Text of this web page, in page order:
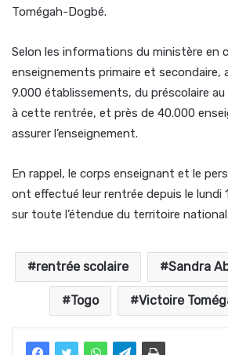
Tomégah-Dogbé.
Selon les informations du ministère en
enseignements primaire et secondaire,
9.000 établissements, du préscolaire
à cette rentrée, et près de 40.000
assurer l’enseignement.
En rappel, le corps enseignant et le
ont effectué leur rentrée depuis le lundi
sur toute l’étendue du territoire national.
rentrée scolaire Sandra
Togo Victoire